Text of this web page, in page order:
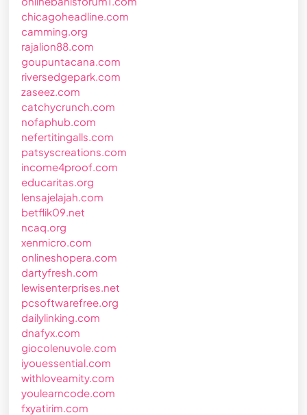
chicagoheadline.com
camming.org
rajalion88.com
goupuntacana.com
riversedgepark.com
zaseez.com
catchycrunch.com
nofaphub.com
nefertitingalls.com
patsyscreations.com
income4proof.com
educaritas.org
lensajelajah.com
betflik09.net
ncaq.org
xenmicro.com
onlineshopera.com
dartyfresh.com
lewisenterprises.net
pcsoftwarefree.org
dailylinking.com
dnafyx.com
giocolenuvole.com
iyouessential.com
withloveamity.com
youlearncode.com
fxyatirim.com